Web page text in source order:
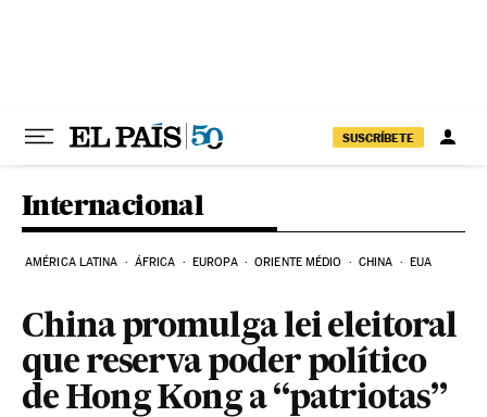
SUSCRÍBETE
Internacional
AMÉRICA LATINA ÁFRICA EUROPA ORIENTE MÉDIO CHINA EUA
China promulga lei eleitoral
que reserva poder político
de Hong Kong a “patriotas”